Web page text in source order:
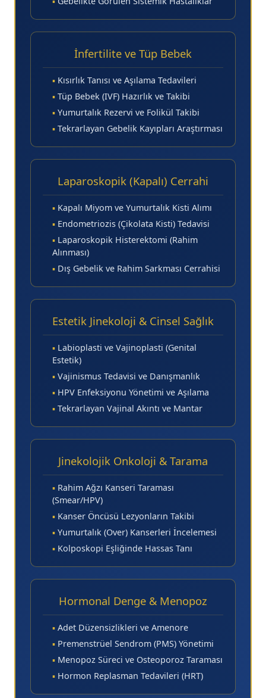
İnfertilite ve Tüp Bebek
▪ Kısırlık Tanısı ve Aşılama Tedavileri
▪ Tüp Bebek (IVF) Hazırlık ve Takibi
▪ Yumurtalık Rezervi ve Folikül Takibi
▪ Tekrarlayan Gebelik Kayıpları Araştırması
Laparoskopik (Kapalı) Cerrahi
▪ Kapalı Miyom ve Yumurtalık Kisti Alımı
▪ Endometriozis (Çikolata Kisti) Tedavisi
▪ Laparoskopik Histerektomi (Rahim
Alınması)
▪ Dış Gebelik ve Rahim Sarkması Cerrahisi
Estetik Jinekoloji & Cinsel Sağlık
▪ Labioplasti ve Vajinoplasti (Genital
Estetik)
▪ Vajinismus Tedavisi ve Danışmanlık
▪ HPV Enfeksiyonu Yönetimi ve Aşılama
▪ Tekrarlayan Vajinal Akıntı ve Mantar
Jinekolojik Onkoloji & Tarama
▪ Rahim Ağzı Kanseri Taraması
(Smear/HPV)
▪ Kanser Öncüsü Lezyonların Takibi
▪ Yumurtalık (Over) Kanserleri İncelemesi
▪ Kolposkopi Eşliğinde Hassas Tanı
Hormonal Denge & Menopoz
▪ Adet Düzensizlikleri ve Amenore
▪ Premenstrüel Sendrom (PMS) Yönetimi
▪ Menopoz Süreci ve Osteoporoz Taraması
▪ Hormon Replasman Tedavileri (HRT)